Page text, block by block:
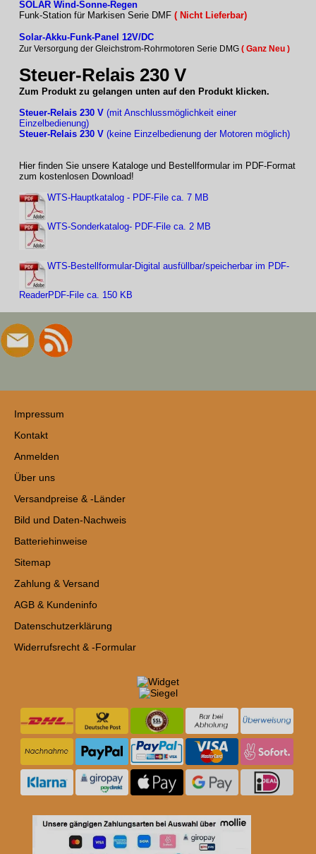
SOLAR Wind-Sonne-Regen
Funk-Station für Markisen Serie DMF ( Nicht Lieferbar)
Solar-Akku-Funk-Panel 12V/DC
Zur Versorgung der Gleichstrom-Rohrmotoren Serie DMG ( Ganz Neu )
Steuer-Relais 230 V
Zum Produkt zu gelangen unten auf den Produkt klicken.
Steuer-Relais 230 V (mit Anschlussmöglichkeit einer
Einzelbedienung)
Steuer-Relais 230 V (keine Einzelbedienung der Motoren möglich)
Hier finden Sie unsere Kataloge und Bestellformular im PDF-Format
zum kostenlosen Download!
WTS-Hauptkatalog - PDF-File ca. 7 MB
WTS-Sonderkatalog- PDF-File ca. 2 MB
WTS-Bestellformular-Digital ausfüllbar/speicherbar im PDF-
ReaderPDF-File ca. 150 KB
Impressum
Kontakt
Anmelden
Über uns
Versandpreise & -Länder
Bild und Daten-Nachweis
Batteriehinweise
Sitemap
Zahlung & Versand
AGB & Kundeninfo
Datenschutzerklärung
Widerrufsrecht & -Formular